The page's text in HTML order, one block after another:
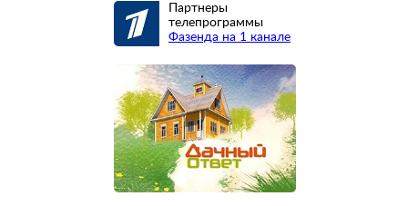
Партнеры
телепрограммы
Фазенда на 1 канале